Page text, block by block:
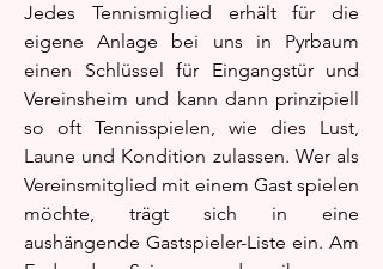
Jedes Tennismiglied erhält für die
eigene Anlage bei uns in Pyrbaum
einen Schlüssel für Eingangstür und
Vereinsheim und kann dann prinzipiell
so oft Tennisspielen, wie dies Lust,
Laune und Kondition zulassen. Wer als
Vereinsmitglied mit einem Gast spielen
möchte, trägt sich in eine
aushängende Gastspieler-Liste ein. Am